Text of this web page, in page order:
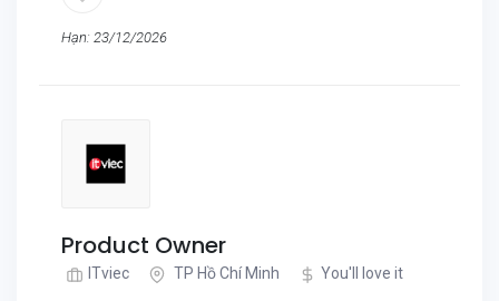
Hạn: 23/12/2026
Product Owner
ITviec TP Hồ Chí Minh You'll love it